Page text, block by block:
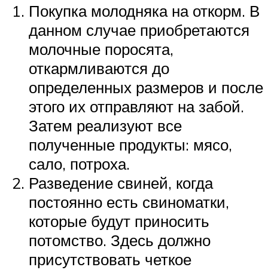
Покупка молодняка на откорм. В
данном случае приобретаются
молочные поросята,
откармливаются до
определенных размеров и после
этого их отправляют на забой.
Затем реализуют все
полученные продукты: мясо,
сало, потроха.
Разведение свиней, когда
постоянно есть свиноматки,
которые будут приносить
потомство. Здесь должно
присутствовать четкое